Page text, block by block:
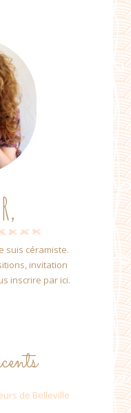
suis céramiste.
invitation
inscrire par ici.
de Belleville